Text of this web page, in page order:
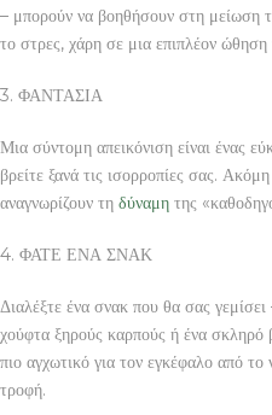
– μπορούν να βοηθήσουν στη μείωση
το στρες, χάρη σε μια επιπλέον ώθηση
3. ΦΑΝΤΑΣΙΑ
Μια σύντομη απεικόνιση είναι ένας
βρείτε ξανά τις ισορροπίες σας.
αναγνωρίζουν τη δύναμη της
4. ΦΑΤΕ ΕΝΑ ΣΝΑΚ
Διαλέξτε ένα σνακ που θα σας
χούφτα ξηρούς καρπούς ή ένα σκληρό
πιο αγχωτικό για τον εγκέφαλο από το
τροφή.